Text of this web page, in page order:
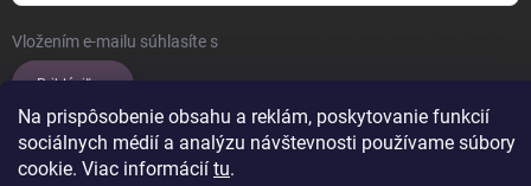
Na prispôsobenie obsahu a reklám, poskytovanie funkcií
sociálnych médií a analýzu návštevnosti používame súbory
cookie. Viac informácií tu.
Vložením e-mailu súhlasíte s
Prihlásiť sa